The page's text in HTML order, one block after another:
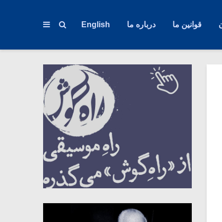
قوانین ما درباره ما English